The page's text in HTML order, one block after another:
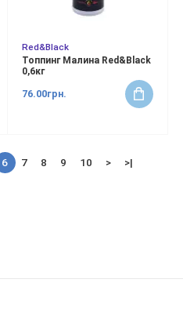
Red&Black
Топпинг Малина Red&Black
0,6кг
76.00грн.
6 7 8 9 10 > >|